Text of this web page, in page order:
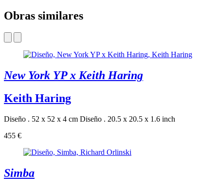
Obras similares
New York YP x Keith Haring
Keith Haring
Diseño . 52 x 52 x 4 cm Diseño . 20.5 x 20.5 x 1.6 inch
455 €
Simba